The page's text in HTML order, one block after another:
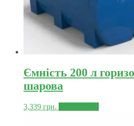
Ємність 200 л
шарова
3,339 грн.